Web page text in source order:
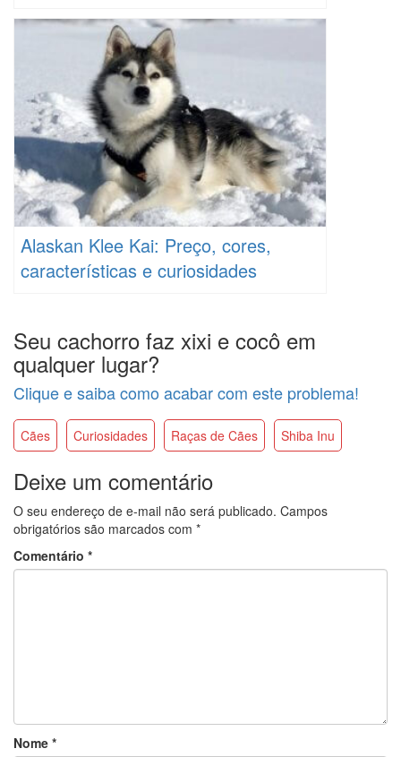
Alaskan Klee Kai: Preço, cores,
características e curiosidades
Seu cachorro faz xixi e cocô em
qualquer lugar?
Clique e saiba como acabar com este problema!
Cães Curiosidades Raças de Cães Shiba Inu
Deixe um comentário
O seu endereço de e-mail não será publicado. Campos
obrigatórios são marcados com *
Comentário *
Nome *